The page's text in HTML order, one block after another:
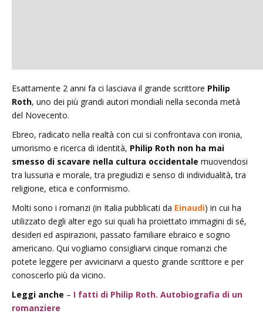
Esattamente 2 anni fa ci lasciava il grande scrittore Philip
Roth, uno dei più grandi autori mondiali nella seconda metà
del Novecento.
Ebreo, radicato nella realtà con cui si confrontava con ironia,
umorismo e ricerca di identità, Philip Roth non ha mai
smesso di scavare nella cultura occidentale muovendosi
tra lussuria e morale, tra pregiudizi e senso di individualità, tra
religione, etica e conformismo.
Molti sono i romanzi (in Italia pubblicati da Einaudi) in cui ha
utilizzato degli alter ego sui quali ha proiettato immagini di sé,
desideri ed aspirazioni, passato familiare ebraico e sogno
americano. Qui vogliamo consigliarvi cinque romanzi che
potete leggere per avvicinarvi a questo grande scrittore e per
conoscerlo più da vicino.
Leggi anche – I fatti di Philip Roth. Autobiografia di un
romanziere